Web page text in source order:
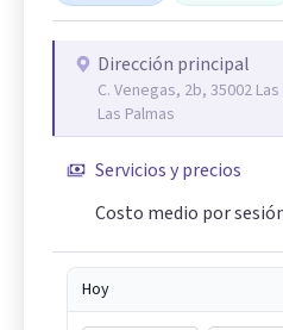
Dirección principal
C. Venegas, 2b, 35002
Las Palmas
Servicios y precios
Costo medio por
Hoy